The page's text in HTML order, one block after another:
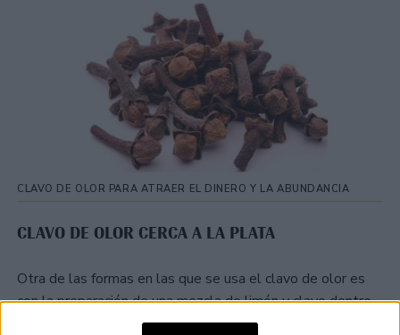
CLAVO DE OLOR PARA ATRAER EL DINERO Y LA ABUNDANCIA
CLAVO DE OLOR CERCA A LA PLATA
Otra de las formas en las que se usa el clavo de olor es
con la preparación de una mezcla de limón y clavo dentro
de un pequeño recipiente, una vez prepara la mezcla, se